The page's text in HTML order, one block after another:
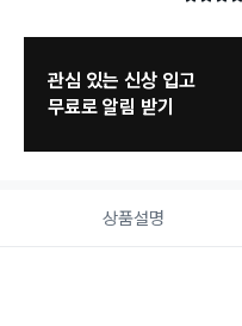
관심 있는 신상 입고
무료로 알림 받기
상품설명